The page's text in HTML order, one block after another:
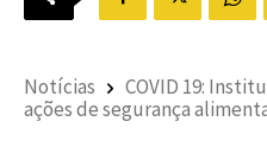
Notícias
COVID 19:
ações de segurança